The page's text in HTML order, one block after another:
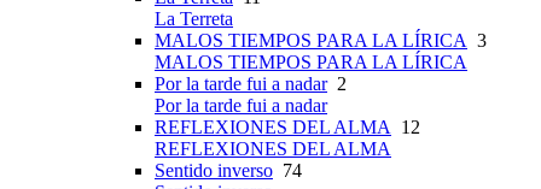
La Terreta
MALOS TIEMPOS PARA LA LÍRICA 3
MALOS TIEMPOS PARA LA LÍRICA
Por la tarde fui a nadar2
Por la tarde fui a nadar
REFLEXIONES DEL ALMA
12
REFLEXIONES DEL ALMA
Sentido inverso 74